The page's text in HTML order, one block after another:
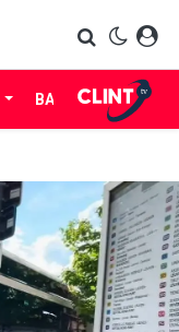
BABES LIFE